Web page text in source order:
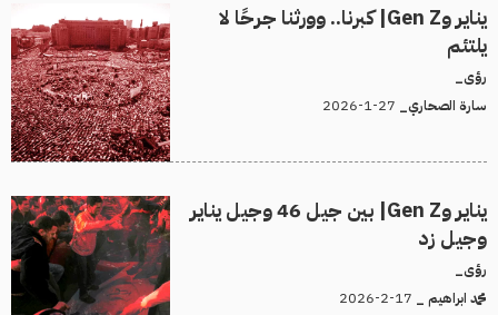
يناير وGen Z| كبرنا.. وورثنا جرحًا لا
يلتئم
رؤى_
سارة الصحاري_
يناير وGen Z| بين جيل 46 وجيل يناير
وجيل زد
رؤى_
محمد ابراهيم _